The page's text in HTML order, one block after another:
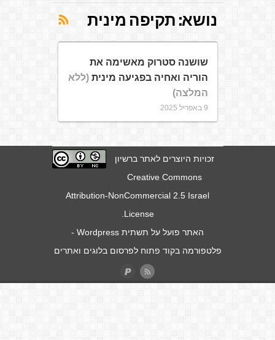
נושא: תקיפה מינית
שושנה סטרוק מאשימה את
הוריה ואחיה בפגיעה מינית(ללא
המלצה)
9 באפריל 2025
זכויות היוצרים לאתר ברשיון
Creative Commons
Attribution-NonCommercial 2.5 Israel
License
האתר פועל על תשתית Wordpress
-
פלטפורמה בקוד פתוח לפרסום בלוגים ואתרים